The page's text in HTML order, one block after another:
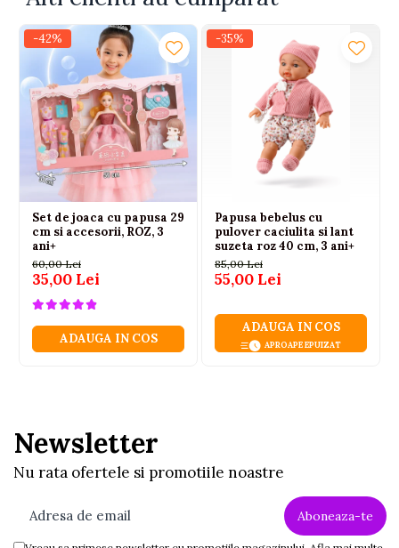
-42%
Set de joaca cu papusa 29
cm si accesorii, ROZ, 3
ani+
60,00 Lei
35,00 Lei
ADAUGA IN COS
-35%
Papusa bebelus cu
pulover caciulita si lant
suzeta roz 40 cm, 3 ani+
85,00 Lei
55,00 Lei
ADAUGA IN COS
APROAPE EPUIZAT
Newsletter
Nu rata ofertele si promotiile noastre